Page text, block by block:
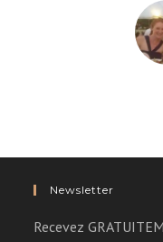
Newsletter
Recevez